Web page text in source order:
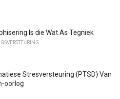
Is die Wat As Tegniek
Stresversteuring (PTSD) Van
oorlog